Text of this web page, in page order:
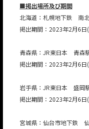
■掲出場所及び期間
北海道：札幌地下鉄 南
掲出期間：2023年2月6
青森県：JR東日本 青森
掲出期間：2023年2月6
岩手県：JR東日本 盛岡
掲出期間：2023年2月6
宮城県：仙台市地下鉄